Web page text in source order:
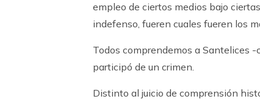
empleo de ciertos medios bajo
indefenso, fueren cuales fueren los
Todos comprendemos a Santelices
participó de un crimen.
Distinto al juicio de comprensión